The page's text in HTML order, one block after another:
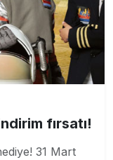
fırsatı!
31 Mart